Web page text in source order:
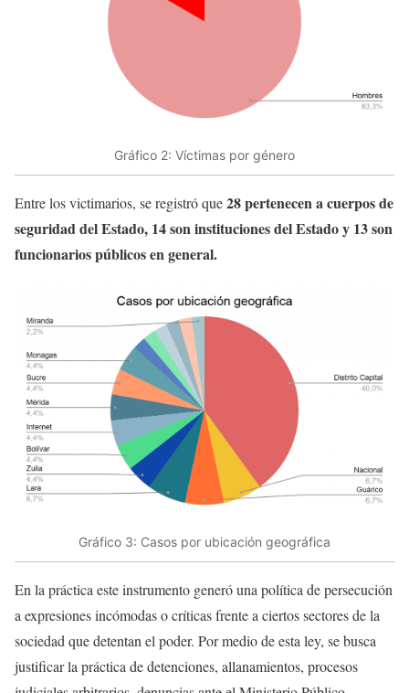
Gráfico 2: Víctimas por género
Entre los victimarios, se registró que28 pertenecen a cuerpos de
seguridad del Estado, 14 son instituciones del Estado y 13 son
funcionarios públicos en general.
Gráfico 3: Casos por ubicación geográfica
En la práctica este instrumento generó una política de persecución
a expresiones incómodas o críticas frente a ciertos sectores de la
sociedad que detentan el poder. Por medio de esta ley, se busca
justificar la práctica de detenciones, allanamientos, procesos